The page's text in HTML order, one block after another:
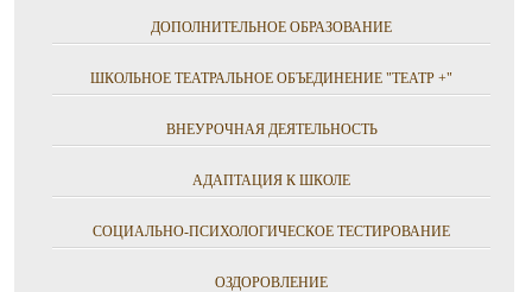
ДОПОЛНИТЕЛЬНОЕ ОБРАЗОВАНИЕ
ШКОЛЬНОЕ ТЕАТРАЛЬНОЕ ОБЪЕДИНЕНИЕ "ТЕАТР +"
ВНЕУРОЧНАЯ ДЕЯТЕЛЬНОСТЬ
АДАПТАЦИЯ К ШКОЛЕ
СОЦИАЛЬНО-ПСИХОЛОГИЧЕСКОЕ ТЕСТИРОВАНИЕ
ОЗДОРОВЛЕНИЕ